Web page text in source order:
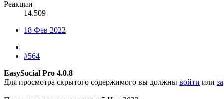
Реакции
14.509
18 Фев 2022
#564
EasySocial Pro 4.0.8
Для просмотра скрытого содержимого вы должны войти или